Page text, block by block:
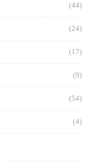
(44)
(24)
(17)
(9)
(54)
(4)